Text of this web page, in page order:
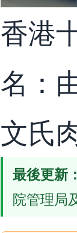
香港
名：
文氏
最後更新：
院管理局